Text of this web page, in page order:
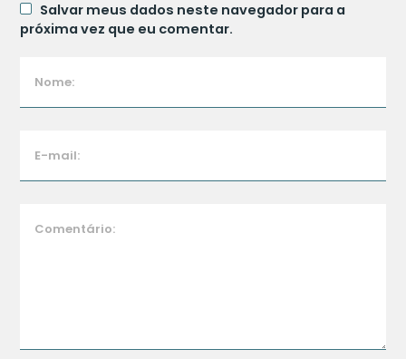
Salvar meus dados neste navegador para a
próxima vez que eu comentar.